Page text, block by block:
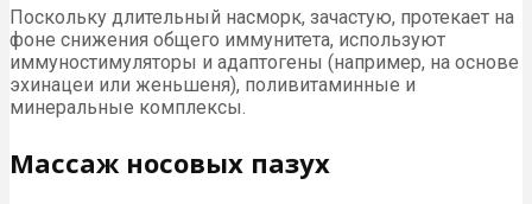
Поскольку длительный насморк, зачастую, протекает на
фоне снижения общего иммунитета, используют
иммуностимуляторы и адаптогены (например, на основе
эхинацеи или женьшеня), поливитаминные и
минеральные комплексы.
Массаж носовых пазух